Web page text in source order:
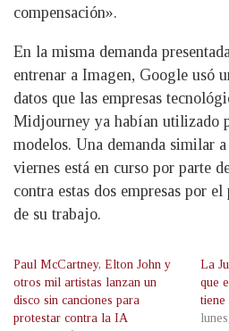
compensación».
En la misma demanda
entrenar a Imagen, Google usó
datos que las empresas
Midjourney ya habían utilizado
modelos. Una demanda similar
viernes está en curso por parte
contra estas dos empresas por
de su trabajo.
Paul McCartney, Elton John y
otros mil artistas lanzan un
disco sin canciones para
protestar contra la IA
La
que
tiene